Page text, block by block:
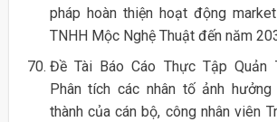
pháp hoàn thiện hoạt động
TNHH Mộc Nghệ Thuật đến năm
Đề Tài Báo Cáo Thực Tập Quản
Phân tích các nhân tố ảnh
thành của cán bộ, công nhân viên